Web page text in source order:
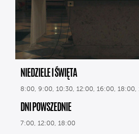
NIEDZIELE I ŚWIĘTA
8:00, 9:00, 10:30, 12:00, 16:00, 18:00,
DNI POWSZEDNIE
7:00, 12:00, 18:00